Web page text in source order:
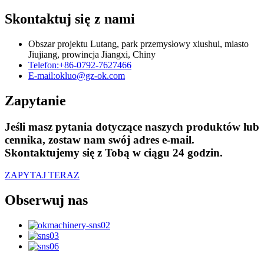
Skontaktuj się z nami
Obszar projektu Lutang, park przemysłowy xiushui, miasto
Jiujiang, prowincja Jiangxi, Chiny
Telefon:+86-0792-7627466
E-mail:okluo@gz-ok.com
Zapytanie
Jeśli masz pytania dotyczące naszych produktów lub
cennika, zostaw nam swój adres e-mail.
Skontaktujemy się z Tobą w ciągu 24 godzin.
ZAPYTAJ TERAZ
Obserwuj nas